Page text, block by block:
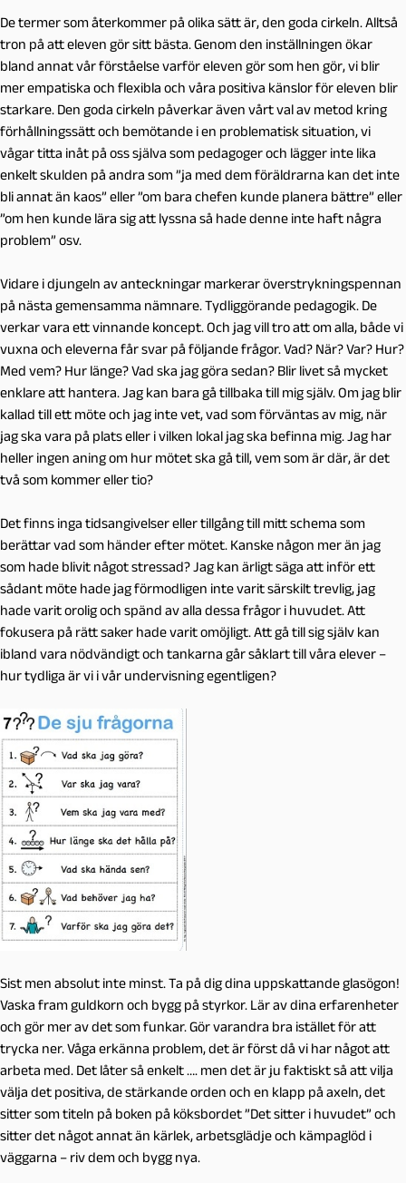
De termer som återkommer på olika sätt är, den goda cirkeln. Alltså
tron på att eleven gör sitt bästa. Genom den inställningen ökar
bland annat vår förståelse varför eleven gör som hen gör, vi blir
mer empatiska och flexibla och våra positiva känslor för eleven blir
starkare. Den goda cirkeln påverkar även vårt val av metod kring
förhållningssätt och bemötande i en problematisk situation, vi
vågar titta inåt på oss själva som pedagoger och lägger inte lika
enkelt skulden på andra som ”ja med dem föräldrarna kan det inte
bli annat än kaos” eller ”om bara chefen kunde planera bättre” eller
”om hen kunde lära sig att lyssna så hade denne inte haft några
problem” osv.
Vidare i djungeln av anteckningar markerar överstrykningspennan
på nästa gemensamma nämnare. Tydliggörande pedagogik. De
verkar vara ett vinnande koncept. Och jag vill tro att om alla, både vi
vuxna och eleverna får svar på följande frågor. Vad? När? Var? Hur?
Med vem? Hur länge? Vad ska jag göra sedan? Blir livet så mycket
enklare att hantera. Jag kan bara gå tillbaka till mig själv. Om jag blir
kallad till ett möte och jag inte vet, vad som förväntas av mig, när
jag ska vara på plats eller i vilken lokal jag ska befinna mig. Jag har
heller ingen aning om hur mötet ska gå till, vem som är där, är det
två som kommer eller tio?
Det finns inga tidsangivelser eller tillgång till mitt schema som
berättar vad som händer efter mötet. Kanske någon mer än jag
som hade blivit något stressad? Jag kan ärligt säga att inför ett
sådant möte hade jag förmodligen inte varit särskilt trevlig, jag
hade varit orolig och spänd av alla dessa frågor i huvudet. Att
fokusera på rätt saker hade varit omöjligt. Att gå till sig själv kan
ibland vara nödvändigt och tankarna går såklart till våra elever –
hur tydliga är vi i vår undervisning egentligen?
Sist men absolut inte minst. Ta på dig dina uppskattande glasögon!
Vaska fram guldkorn och bygg på styrkor. Lär av dina erfarenheter
och gör mer av det som funkar. Gör varandra bra istället för att
trycka ner. Våga erkänna problem, det är först då vi har något att
arbeta med. Det låter så enkelt …. men det är ju faktiskt så att vilja
välja det positiva, de stärkande orden och en klapp på axeln, det
sitter som titeln på boken på köksbordet ”Det sitter i huvudet” och
sitter det något annat än kärlek, arbetsglädje och kämpaglöd i
väggarna – riv dem och bygg nya.